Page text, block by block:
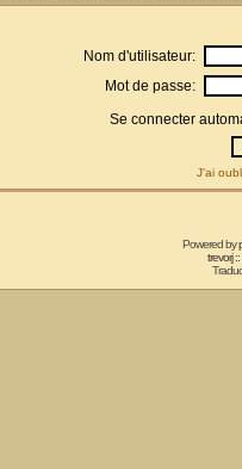
Nom d'utilisateur:
Mot de passe:
Se connecter
J'ai
Powered by
trevorj